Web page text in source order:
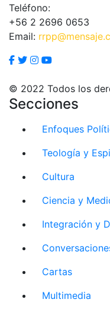
Teléfono:
+56 2 2696 0653
Email:
© 2022 Todos los
Secciones
Enfoques
Teología y
Cultura
Ciencia y
Integración y
Cartas
Multimedia